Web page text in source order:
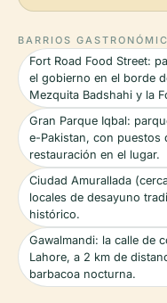
BARRIOS
Fort Road Food Street:
el gobierno en el borde
Mezquita Badshahi y la
Gran Parque Iqbal:
e-Pakistan, con puestos
restauración en el lugar.
Ciudad Amurallada
locales de desayuno
histórico.
Gawalmandi: la calle de
Lahore, a 2 km de
barbacoa nocturna.